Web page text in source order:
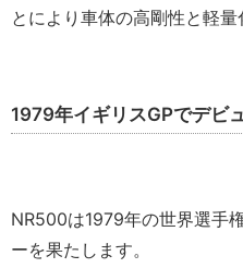
とにより車体の高剛性と軽量
1979年イギリスGPでデビ
NR500は1979年の世界選手
ーを果たします。